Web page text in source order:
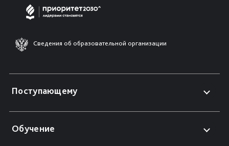
Сведения об образовательной организации
Поступающему
Обучение